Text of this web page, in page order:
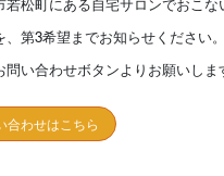
第3希望までお知らせください
い合わせボタンよりお願いしま
合わせはこちら